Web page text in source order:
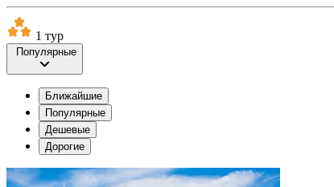
1 тур
Популярные
Ближайшие
Популярные
Дешевые
Дорогие